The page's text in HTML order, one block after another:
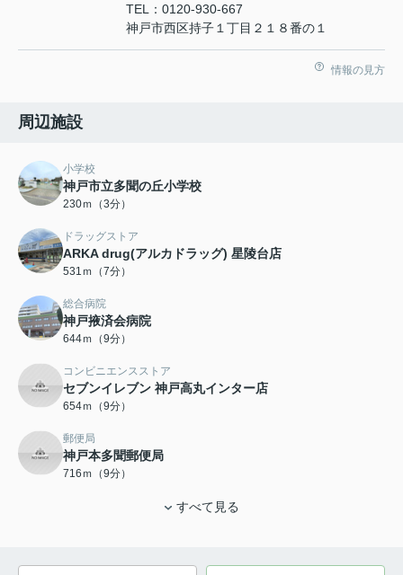
TEL：0120-930-667
神戸市西区持子１丁目２１８番の１
情報の見方
周辺施設
小学校
神戸市立多聞の丘小学校
230ｍ（3分）
ドラッグストア
ARKA drug(アルカドラッグ) 星陵台店
531ｍ（7分）
総合病院
神戸掖済会病院
644ｍ（9分）
コンビニエンスストア
セブンイレブン 神戸高丸インター店
654ｍ（9分）
郵便局
神戸本多聞郵便局
716ｍ（9分）
すべて見る